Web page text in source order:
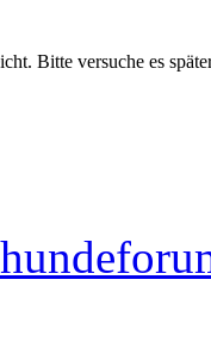
Bitte versuche es